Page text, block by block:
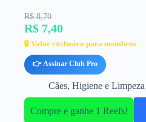
R$ 8,70
R$ 7,40
🔒 Valor exclusivo para membros
👉 Assinar Club Pro
Cães, Higiene e Limpeza
Compre e ganhe 1 Reefs!